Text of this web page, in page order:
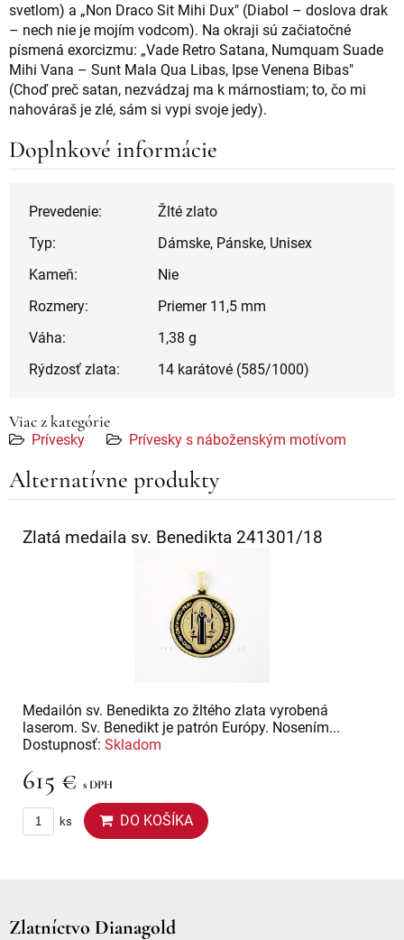
svetlom) a „Non Draco Sit Mihi Dux" (Diabol – doslova drak
– nech nie je mojím vodcom). Na okraji sú začiatočné
písmená exorcizmu: „Vade Retro Satana, Numquam Suade
Mihi Vana – Sunt Mala Qua Libas, Ipse Venena Bibas"
(Choď preč satan, nezvádzaj ma k márnostiam; to, čo mi
nahováraš je zlé, sám si vypi svoje jedy).
Doplnkové informácie
Prevedenie:
Žlté zlato
Typ:
Dámske, Pánske, Unisex
Kameň:
Nie
Rozmery:
Priemer 11,5 mm
Váha:
1,38 g
Rýdzosť zlata:
14 karátové (585/1000)
Viac z kategórie
Prívesky Prívesky s náboženským motívom
Alternatívne produkty
Zlatá medaila sv. Benedikta 241301/18
Medailón sv. Benedikta zo žltého zlata vyrobená
laserom. Sv. Benedikt je patrón Európy. Nosením...
Dostupnosť: Skladom
615 € s DPH
ks DO KOŠÍKA
Zlatníctvo Dianagold